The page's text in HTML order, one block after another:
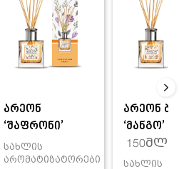
არეონ
‘შაფრონი’
სახლის
არომატიზატორები
არეონ
‘მანგო’
150მლ
სახლის